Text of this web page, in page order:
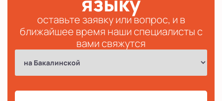
оставьте заявку или вопрос, и в
ближайшее время наши специалисты с
вами свяжутся